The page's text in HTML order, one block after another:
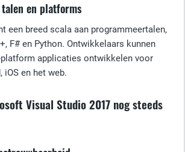
en platforms
een breed scala aan programmeertalen,
F# en Python. Ontwikkelaars kunnen
applicaties ontwikkelen voor
iOS en het web.
Visual Studio 2017 nog steeds